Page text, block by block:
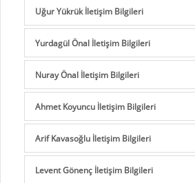
Uğur Yükrük İletişim Bilgileri
Yurdagül Önal İletişim Bilgileri
Nuray Önal İletişim Bilgileri
Ahmet Koyuncu İletişim Bilgileri
Arif Kavasoğlu İletişim Bilgileri
Levent Gönenç İletişim Bilgileri